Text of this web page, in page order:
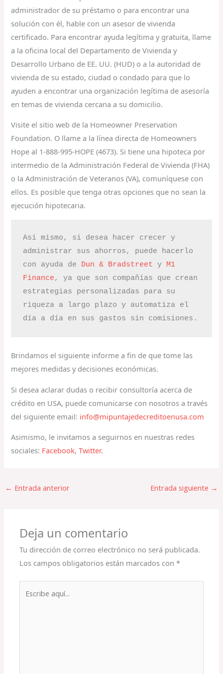
administrador de su préstamo o para encontrar una
solución con él, hable con un asesor de vivienda
certificado. Para encontrar ayuda legítima y gratuita, llame
a la oficina local del Departamento de Vivienda y
Desarrollo Urbano de EE. UU. (HUD) o a la autoridad de
vivienda de su estado, ciudad o condado para que lo
ayuden a encontrar una organización legítima de asesoría
en temas de vivienda cercana a su domicilio.
Visite el sitio web de la Homeowner Preservation
Foundation. O llame a la línea directa de Homeowners
Hope al 1-888-995-HOPE (4673). Si tiene una hipoteca por
intermedio de la Administración Federal de Vivienda (FHA)
o la Administración de Veteranos (VA), comuníquese con
ellos. Es posible que tenga otras opciones que no sean la
ejecución hipotecaria.
Así mismo, si desea hacer crecer y
administrar sus ahorros, puede hacerlo
con ayuda de Dun & Bradstreet y M1
Finance, ya que son compañías que crean
estrategias personalizadas para su
riqueza a largo plazo y automatiza el
día a día en sus gastos sin comisiones.
Brindamos el siguiente informe a fin de que tome las
mejores medidas y decisiones económicas.
Si desea aclarar dudas o recibir consultoría acerca de
crédito en USA, puede comunicarse con nosotros a través
del siguiente email: info@mipuntajedecreditoenusa.com
Asimismo, le invitamos a seguirnos en nuestras redes
sociales: Facebook,Twitter.
← Entrada anterior Entrada siguiente →
Deja un comentario
Tu dirección de correo electrónico no será publicada.
Los campos obligatorios están marcados con*